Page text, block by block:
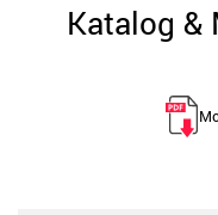
Katalog &